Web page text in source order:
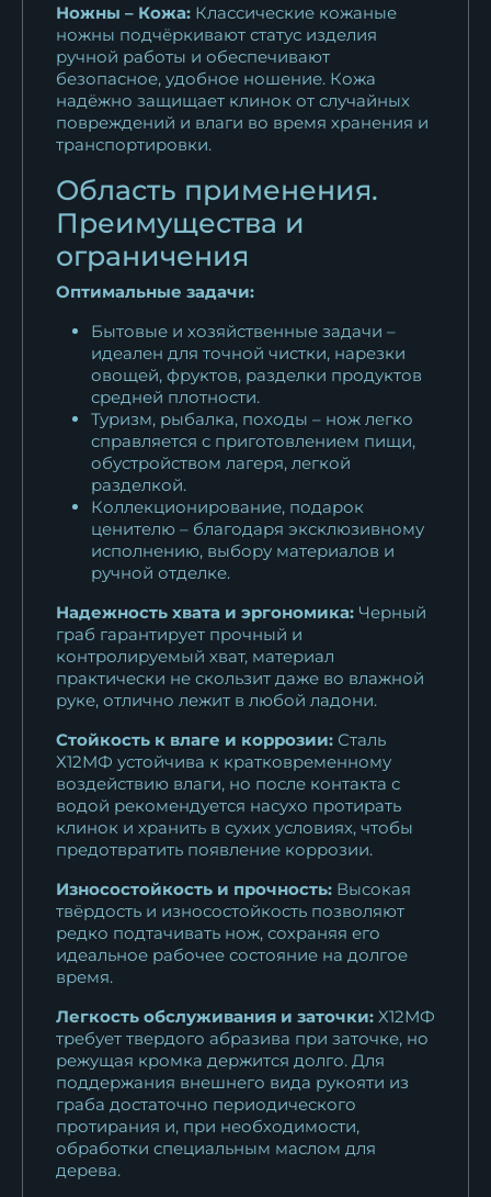
Ножны – Кожа: Классические кожаные
ножны подчёркивают статус изделия
ручной работы и обеспечивают
безопасное, удобное ношение. Кожа
надёжно защищает клинок от случайных
повреждений и влаги во время хранения и
транспортировки.
Область применения.
Преимущества и
ограничения
Оптимальные задачи:
Бытовые и хозяйственные задачи –
идеален для точной чистки, нарезки
овощей, фруктов, разделки продуктов
средней плотности.
Туризм, рыбалка, походы – нож легко
справляется с приготовлением пищи,
обустройством лагеря, легкой
разделкой.
Коллекционирование, подарок
ценителю – благодаря эксклюзивному
исполнению, выбору материалов и
ручной отделке.
Надежность хвата и эргономика: Черный
граб гарантирует прочный и
контролируемый хват, материал
практически не скользит даже во влажной
руке, отлично лежит в любой ладони.
Стойкость к влаге и коррозии: Сталь
Х12МФ устойчива к кратковременному
воздействию влаги, но после контакта с
водой рекомендуется насухо протирать
клинок и хранить в сухих условиях, чтобы
предотвратить появление коррозии.
Износостойкость и прочность: Высокая
твёрдость и износостойкость позволяют
редко подтачивать нож, сохраняя его
идеальное рабочее состояние на долгое
время.
Легкость обслуживания и заточки: Х12МФ
требует твердого абразива при заточке, но
режущая кромка держится долго. Для
поддержания внешнего вида рукояти из
граба достаточно периодического
протирания и, при необходимости,
обработки специальным маслом для
дерева.